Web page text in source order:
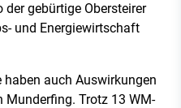
gebürtige Obersteirer
und Energiewirtschaft
auch Auswirkungen
Munderfing. Trotz 13 WM-